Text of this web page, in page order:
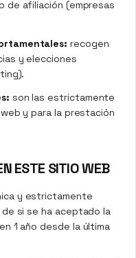
afiliación (empresas
recogen
y elecciones
son las estrictamente
y para la prestación
ESTE SITIO WEB
y estrictamente
si se ha aceptado la
1 año desde la última